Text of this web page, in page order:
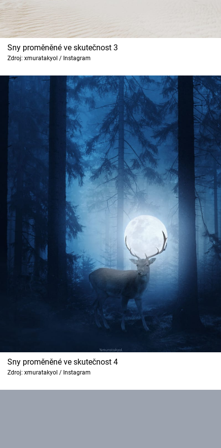
Sny proměněné ve skutečnost 3
Zdroj: xmuratakyol / Instagram
Sny proměněné ve skutečnost 4
Zdroj: xmuratakyol / Instagram